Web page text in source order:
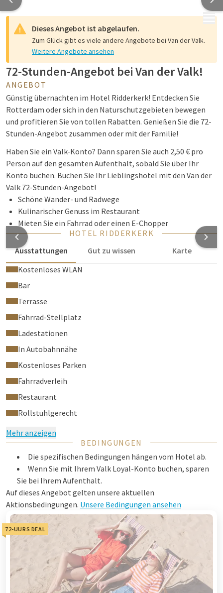
MENÜ
Dieses Angebot ist abgelaufen.
Zum Glück gibt es viele andere Angebote bei Van der Valk.
Weitere Angebote ansehen
72-Stunden-Angebot bei Van der Valk!
ANGEBOT
Günstig übernachten im Hotel Ridderkerk! Entdecken Sie
Rotterdam oder sich in den Naturschutzgebieten bewegen
und profitieren Sie von tollen Rabatten. Genießen Sie die 72-
Stunden-Angebot zusammen oder mit der Familie!
Haben Sie ein Valk-Konto? Dann sparen Sie auch 2,50 € pro
Person auf den gesamten Aufenthalt, sobald Sie über Ihr
Konto buchen. Buchen Sie Ihr Lieblingshotel mit den Van der
Valk 72-Stunden-Angebot!
Schöne Wander- und Radwege
Kulinarischer Genuss im Restaurant
Mieten Sie ein Fahrrad oder einen E-Chopper
HOTEL RIDDERKERK
Ausstattungen
Gut zu wissen
Karte
Kostenloses WLAN
Bar
Terrasse
Fahrrad-Stellplatz
Ladestationen
In Autobahnnähe
Kostenloses Parken
Fahrradverleih
Restaurant
Rollstuhlgerecht
Mehr anzeigen
BEDINGUNGEN
Die spezifischen Bedingungen hängen vom Hotel ab.
Wenn Sie mit Ihrem Valk Loyal-Konto buchen, sparen
Sie bei Ihrem Aufenthalt.
Auf dieses Angebot gelten unsere aktuellen
Aktionsbedingungen. Unsere Bedingungen ansehen
72-UURS DEAL